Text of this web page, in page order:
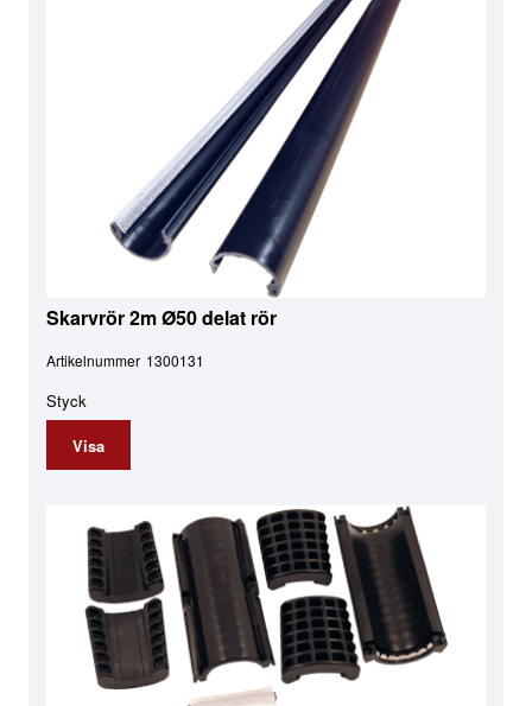
Skarvrör 2m Ø50 delat rör
Artikelnummer 1300131
Styck
Visa